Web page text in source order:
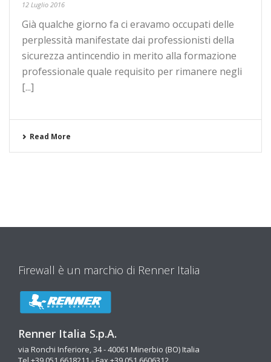
12 Luglio 2016
Già qualche giorno fa ci eravamo occupati delle
perplessità manifestate dai professionisti della
sicurezza antincendio in merito alla formazione
professionale quale requisito per rimanere negli
[...]
Read More
Firewall è un marchio di Renner Italia
Renner Italia S.p.A.
via Ronchi Inferiore, 34 - 40061 Minerbio (BO) Italia